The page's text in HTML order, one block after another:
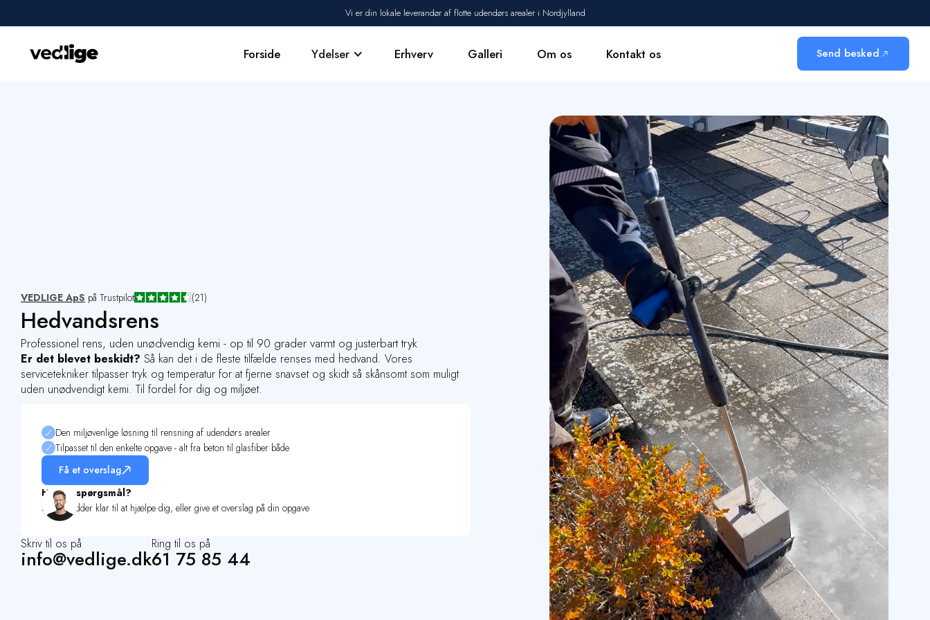
Vi er din lokale leverandør af flotte udendørs arealer i Nordjylland
Forside Ydelser Erhverv Galleri Om os Kontakt os Send besked
VEDLIGE ApS på Trustpilot (21)
Hedvandsrens
Professionel rens, uden unødvendig kemi - op til 90 grader varmt og justerbart tryk
Er det blevet beskidt? Så kan det i de fleste tilfælde renses med hedvand. Vores
servicetekniker tilpasser tryk og temperatur for at fjerne snavset og skidt så skånsomt som muligt
uden unødvendigt kemi. Til fordel for dig og miljøet.
Den miljøvenlige løsning til rensning af udendørs arealer
Tilpasset til den enkelte opgave - alt fra beton til glasfiber både
Få et overslag
Har du spørgsmål?
Simon sidder klar til at hjælpe dig, eller give et overslag på din opgave
Skriv til os på
info@vedlige.dk
Ring til os på
61 75 85 44